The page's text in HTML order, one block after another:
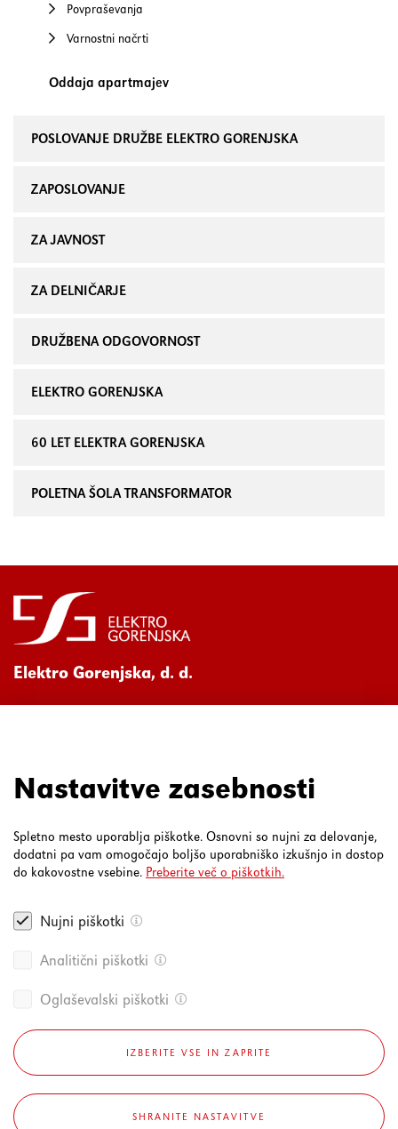
Povpraševanja
Varnostni načrti
Oddaja apartmajev
POSLOVANJE DRUŽBE ELEKTRO GORENJSKA
ZAPOSLOVANJE
ZA JAVNOST
ZA DELNIČARJE
DRUŽBENA ODGOVORNOST
ELEKTRO GORENJSKA
60 LET ELEKTRA GORENJSKA
POLETNA ŠOLA TRANSFORMATOR
Elektro Gorenjska, d. d.
Politika zasebnosti /
Nastavitve zasebnosti
Spletno mesto uporablja piškotke. Osnovni so nujni za delovanje,
dodatni pa vam omogočajo boljšo uporabniško izkušnjo in dostop
do kakovostne vsebine. Preberite več o piškotkih.
Nujni piškotki
Analitični piškotki
Oglaševalski piškotki
IZBERITE VSE IN ZAPRITE
SHRANITE NASTAVITVE